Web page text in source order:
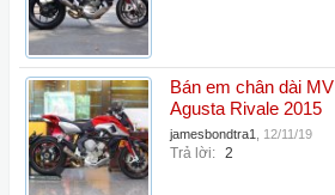
Bán em chân dài MV
Agusta Rivale 2015
jamesbondtra1 12/11/19
Trả lời: 2